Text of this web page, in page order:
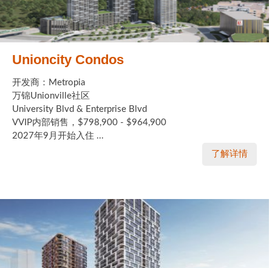
Unioncity Condos
开发商：Metropia
万锦Unionville社区
University Blvd & Enterprise Blvd
VVIP内部销售，$798,900 - $964,900
2027年9月开始入住 ...
了解详情